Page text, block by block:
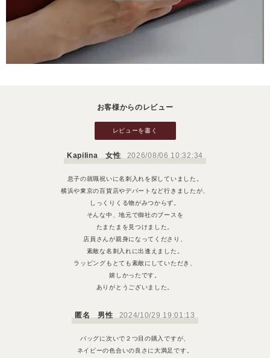
お客様からのレビュー
レビューを書く
Kapilina 女性 2026/08/06 10:32:34
息子の就職祝いに名刺入れを探していました。
横浜や東京の百貨店やデパートなど行きましたが、
しっくりくる物がみつからず。
そんな中、地元で御社のブースを
たまたまを見つけました。
店員さんが親身になってくださり、
素敵な名刺入れに出逢えました。
ラッピングもとても素敵にしていただき、
嬉しかったです。
ありがとうございました。
匿名 男性 2024/10/29 19:01:13
バッグに次いで２つ目の購入ですが、
ネイビーの色合いの良さに大満足です。